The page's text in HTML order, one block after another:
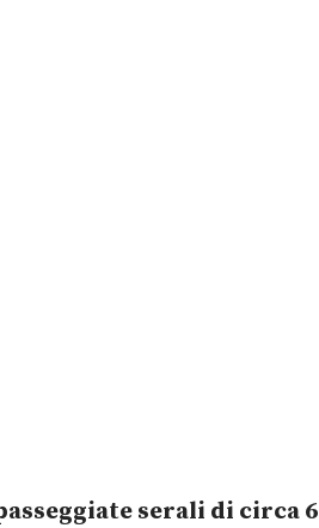
serali di circa 6